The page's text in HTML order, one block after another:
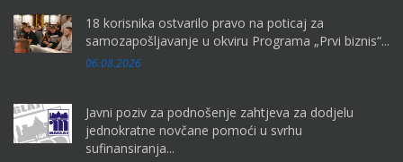
18 korisnika ostvarilo pravo na poticaj za
samozapošljavanje u okviru Programa „Prvi biznis“...
06.08.2026
Javni poziv za podnošenje zahtjeva za dodjelu
jednokratne novčane pomoći u svrhu
sufinansiranja...